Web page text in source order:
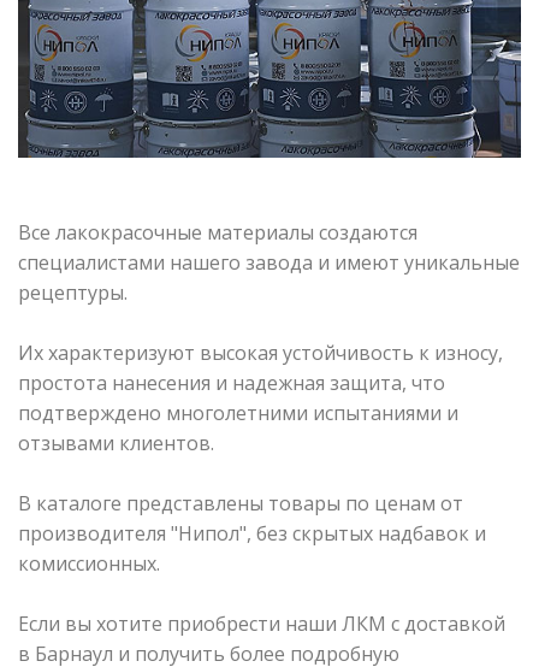
Все лакокрасочные материалы создаются
специалистами нашего завода и имеют уникальные
рецептуры.
Их характеризуют высокая устойчивость к износу,
простота нанесения и надежная защита, что
подтверждено многолетними испытаниями и
отзывами клиентов.
В каталоге представлены товары по ценам от
производителя "Нипол", без скрытых надбавок и
комиссионных.
Если вы хотите приобрести наши ЛКМ с доставкой
в Барнаул и получить более подробную